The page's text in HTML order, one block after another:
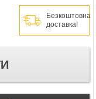
Безкоштовна
доставка!